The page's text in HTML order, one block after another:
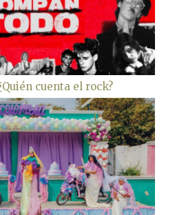
cuenta el rock?